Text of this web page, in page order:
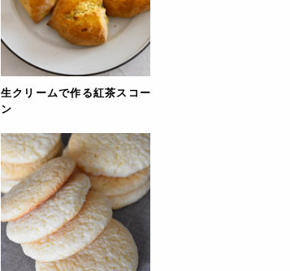
生クリームで作る紅茶スコー
ン